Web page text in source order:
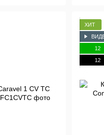
ХИТ
12
12